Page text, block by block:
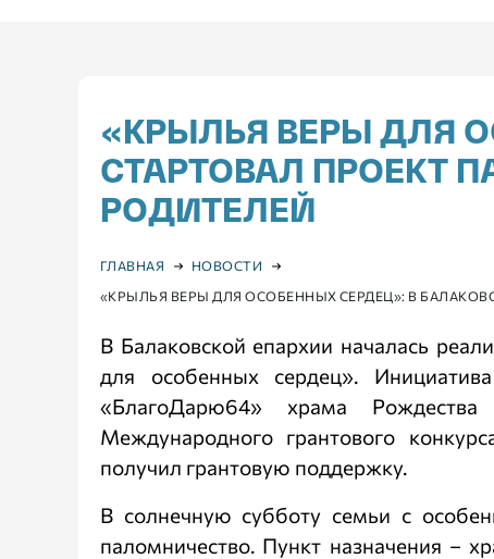
«КРЫЛЬЯ ВЕРЫ ДЛЯ
СТАРТОВАЛ ПРОЕКТ
РОДИТЕЛЕЙ
ГЛАВНАЯ
НОВОСТИ
«КРЫЛЬЯ ВЕРЫ ДЛЯ ОСОБЕННЫХ СЕРДЕЦ»: В
В Балаковской епархии началась
для особенных сердец».
«БлагоДарю64» храма
Международного грантового
получил грантовую поддержку.
В солнечную субботу семьи с
паломничество. Пункт назначения –